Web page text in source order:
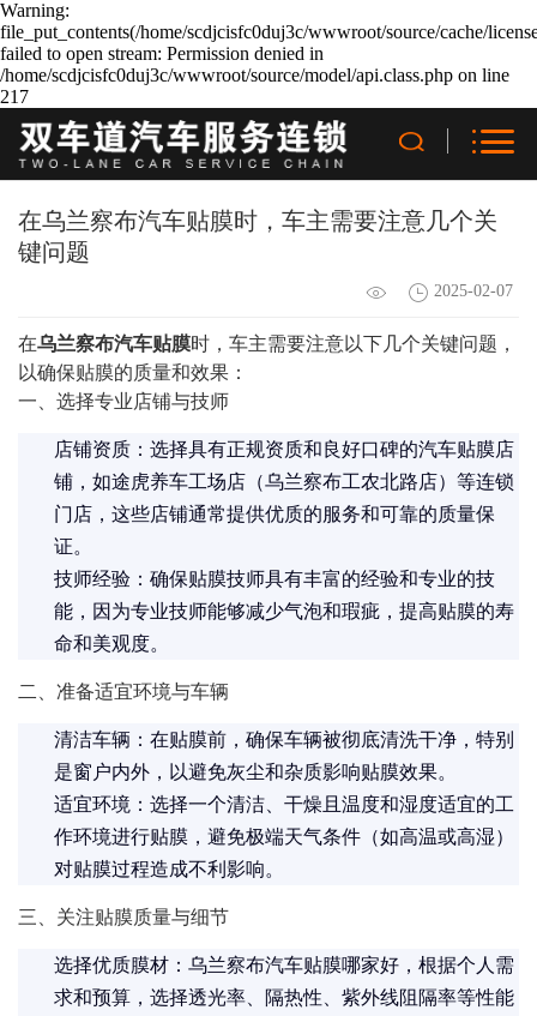
Warning:
file_put_contents(/home/scdjcisfc0duj3c/wwwroot/source/cache/
failed to open stream: Permission denied in
/home/scdjcisfc0duj3c/wwwroot/source/model/api.class.php on line
217
在乌兰察布汽车贴膜时，车主需要注意几个关
键问题
2025-02-07
在乌兰察布汽车贴膜时，车主需要注意以下几个关键问题，
以确保贴膜的质量和效果：
一、选择专业店铺与技师
店铺资质：选择具有正规资质和良好口碑的汽车贴膜店
铺，如途虎养车工场店（乌兰察布工农北路店）等连锁
门店，这些店铺通常提供优质的服务和可靠的质量保
证。
技师经验：确保贴膜技师具有丰富的经验和专业的技
能，因为专业技师能够减少气泡和瑕疵，提高贴膜的寿
命和美观度。
二、准备适宜环境与车辆
清洁车辆：在贴膜前，确保车辆被彻底清洗干净，特别
是窗户内外，以避免灰尘和杂质影响贴膜效果。
适宜环境：选择一个清洁、干燥且温度和湿度适宜的工
作环境进行贴膜，避免极端天气条件（如高温或高湿）
对贴膜过程造成不利影响。
三、关注贴膜质量与细节
选择优质膜材： 乌兰察布汽车贴膜哪家好 ，根据个人需
求和预算，选择透光率、隔热性、紫外线阻隔率等性能